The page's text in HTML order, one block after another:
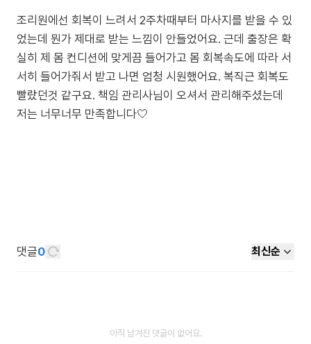
조리원에선 회복이 느려서 2주차때부터 마사지를 받을 수 있
었는데 뭔가 제대로 받는 느낌이 안들었어요. 근데 출장은 확
실히 제 몸 컨디션에 맞게끔 들어가고 몸 회복속도에 따라 서
서히 들어가줘서 받고 나면 엄청 시원했어요. 복직근 회복도
빨랐던것 같구요. 책임 관리사님이 오셔서 관리해주셨는데
댓글0 최신순
아직 남겨진 댓글이 없어요.